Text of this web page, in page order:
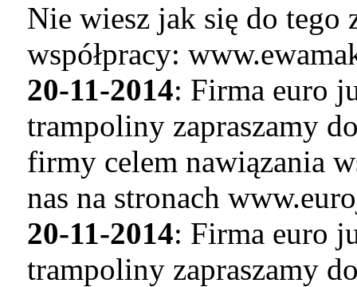
Nie wiesz jak się do tego
współpracy:
20-11-2014: Firma euro
trampoliny zapraszamy
firmy celem nawiązania
nas na stronach
20-11-2014: Firma euro
trampoliny zapraszamy